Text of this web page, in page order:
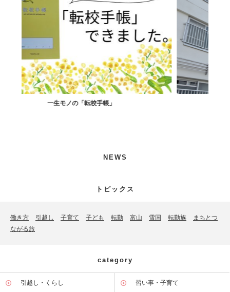
社宅住まいで孤独解消！
NEWS
トピックス
働き方 引越し 子育て 子ども 転勤 富山 雪国 転勤族
まちとつ
ながる旅
category
引越し・くらし 習い事・子育て